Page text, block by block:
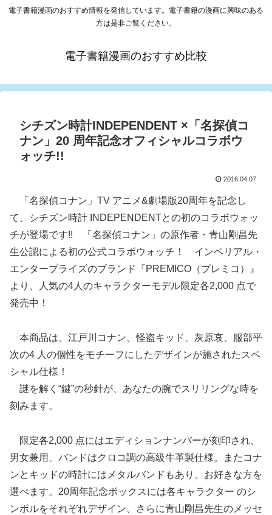
電子書籍漫画のおすすめ情報を発信しています。電子書籍の漫画に興味のある
方は是非ご覧ください。
電子書籍漫画のおすすめ比較
シチズン時計INDEPENDENT ×「名探偵コ
ナン」20 周年記念オフィシャルコラボウ
ォッチ!!
2016.04.07
「名探偵コナン」TV アニメ&劇場版20周年を記念し
て、シチズン時計 INDEPENDENTとの初のコラボウォッ
チが登場です!! 「名探偵コナン」の原作者・青山剛昌先
生公認による初の公式コラボウォッチ！ インペリアル・
エンタープライズのブランド『PREMICO（プレミコ）』
より、人気の4人のキャラクターモデル限定各2,000 点で
発売中！
本商品は、江戸川コナン、怪盗キッド、灰原哀、服部平
次の4 人の個性をモチーフにしたデザインが施されたスペ
シャル仕様！
謎を解く“鍵”の秒針が、あなたの腕でスリリングな時を
刻みます。
限定各2,000 点にはエディションナンバーが刻印され、
男女兼用、バンドはクロコ調の高級牛革製仕様。またコナ
ンとキッドの時計にはメタルバンドもあり、お好きな方を
選べます。20周年記念ボックスには各キャラクター のシ
ンボルをそれぞれデザイン、さらに青山剛昌先生のメッセ